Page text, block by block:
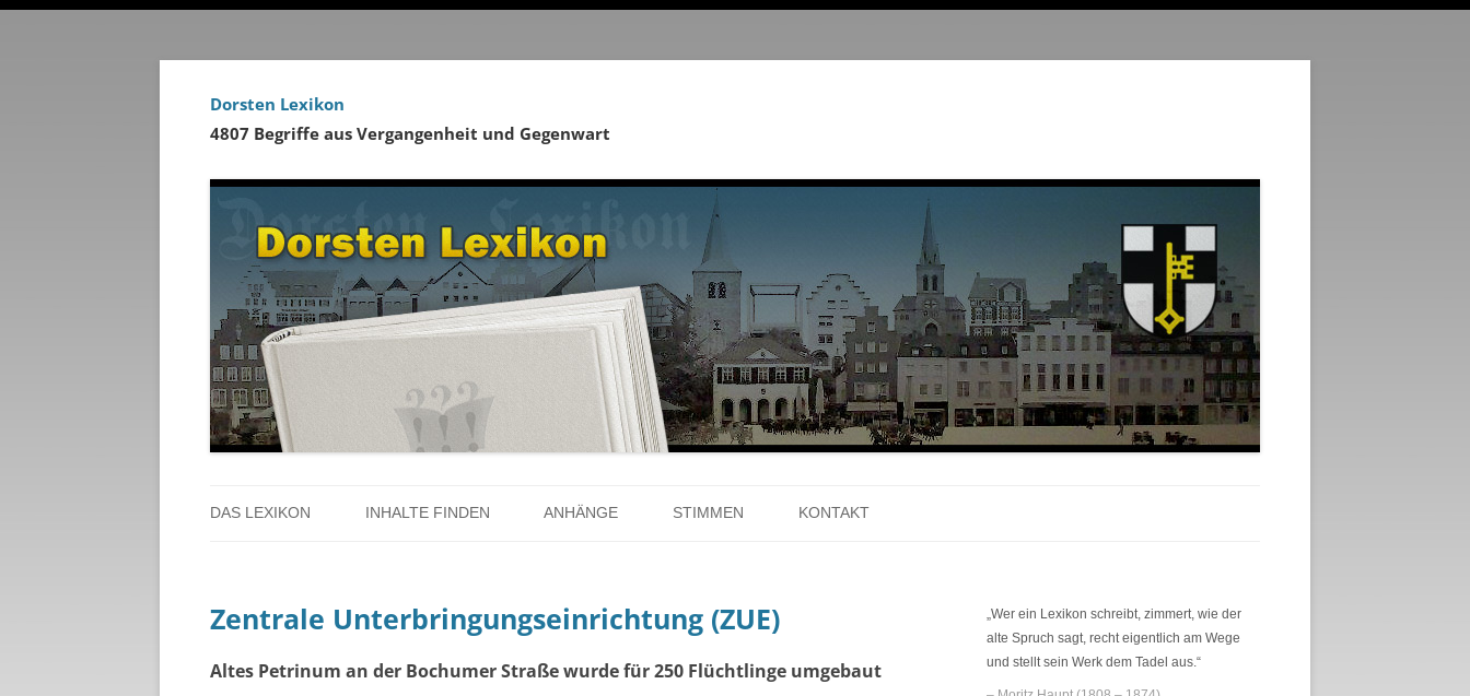
Dorsten Lexikon
4807 Begriffe aus Vergangenheit und Gegenwart
zum
DAS LEXIKON
ÜBER DAS PROJEKT
INHALTE FINDEN
PERSONENREGISTER
RUND UM DIE WELTKRIEGE
ANHÄNGE
LITERATUR ÜBER DORSTEN
LINKS
STIMMEN KONTAKT
DANK
Zentrale Unterbringungseinrichtung (ZUE)
Altes Petrinum an der Bochumer Straße wurde für 250 Flüchtlinge umgebaut
„Wer ein Lexikon schreibt, zimmert, wie der
alte Spruch sagt, recht eigentlich am Wege
und stellt sein Werk dem Tadel aus.“